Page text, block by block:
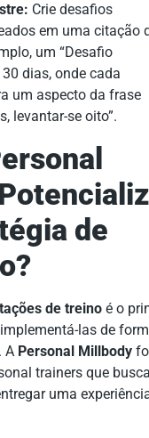
Crie desafios
em uma citação
um “Desafio
30 dias, onde cada
um aspecto da frase
levantar-se oito”.
de
de treino é o
las de
A Personal Millbody
trainers que
uma